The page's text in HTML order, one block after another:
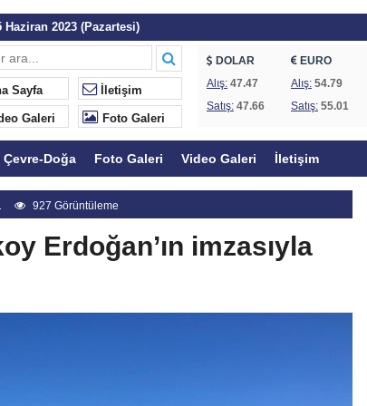
Haziran 2023 (Pazartesi)
Başlıyor
ve Fethiye’de koruma statüsü değişti
Kıyılar halkındır
yanıt
hakkında uyarı
altında!
karşı protesto
Sayfa İletişim
Galeri Foto Galeri
DOLAR
Alış: 47.47
Satış: 47.66
EURO
Alış:54.79
Satış:55.01
Çevre-Doğa Foto Galeri Video Galeri İletişim
927 Görüntüleme
Erdoğan’ın imzasıyla